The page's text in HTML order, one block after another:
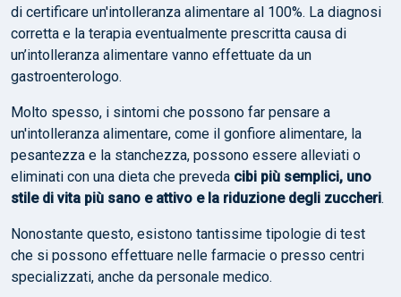
di certificare un'intolleranza alimentare al 100%. La diagnosi
corretta e la terapia eventualmente prescritta causa di
un’intolleranza alimentare vanno effettuate da un
gastroenterologo.
Molto spesso, i sintomi che possono far pensare a
un'intolleranza alimentare, come il gonfiore alimentare, la
pesantezza e la stanchezza, possono essere alleviati o
eliminati con una dieta che preveda cibi più semplici, uno
stile di vita più sano e attivo e la riduzione degli zuccheri.
Nonostante questo, esistono tantissime tipologie di test
che si possono effettuare nelle farmacie o presso centri
specializzati, anche da personale medico.